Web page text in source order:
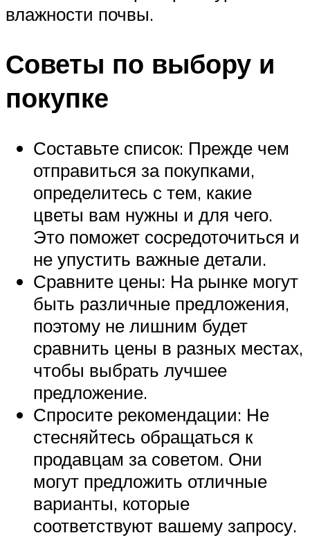
влажности почвы.
Советы по выбору и
покупке
Составьте список: Прежде чем
отправиться за покупками,
определитесь с тем, какие
цветы вам нужны и для чего.
Это поможет сосредоточиться и
не упустить важные детали.
Сравните цены: На рынке могут
быть различные предложения,
поэтому не лишним будет
сравнить цены в разных местах,
чтобы выбрать лучшее
предложение.
Спросите рекомендации: Не
стесняйтесь обращаться к
продавцам за советом. Они
могут предложить отличные
варианты, которые
соответствуют вашему запросу.